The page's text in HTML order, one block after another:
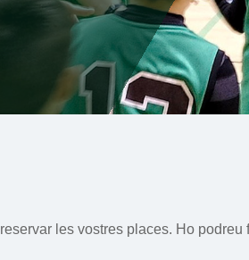
les vostres places. Ho podreu